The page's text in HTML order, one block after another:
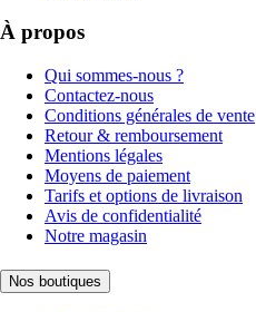
À propos
Qui sommes-nous ?
Contactez-nous
Conditions générales de vente
Retour & remboursement
Mentions légales
Moyens de paiement
Tarifs et options de livraison
Avis de confidentialité
Notre magasin
Nos boutiques